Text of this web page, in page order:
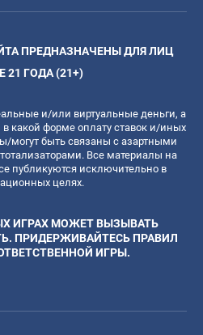
ПРЕДНАЗНАЧЕНЫ ДЛЯ ЛИЦ
21 ГОДА (21+)
и/или виртуальные деньги, а
какой форме оплату ставок и/иных
могут быть связаны с азартными
Все материалы на
публикуются исключительно в
целях.
ИГРАХ МОЖЕТ ВЫЗЫВАТЬ
ПРИДЕРЖИВАЙТЕСЬ ПРАВИЛ
ИГРЫ.